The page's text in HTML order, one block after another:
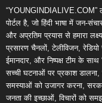
“YOUNGINDIALIVE.COM”
पोर्टल है, जो हिंदी भाषा में जन-
और अप्रतिम प्रयास से हमारा
प्रसारण चैनलों, टेलीविजन,
ईमानदार, और निष्पक्ष टीम के
सच्ची घटनाओं पर प्रकाश डालना,
समस्याओं को उजागर करना,
जनता की इच्छाओं, विचारों को